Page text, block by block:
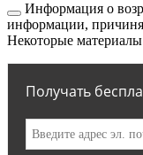
Информация о
информации,
Некоторые
Получать